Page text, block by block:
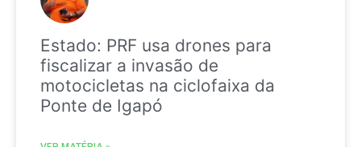
Estado: PRF usa drones para
fiscalizar a invasão de
motocicletas na ciclofaixa da
Ponte de Igapó